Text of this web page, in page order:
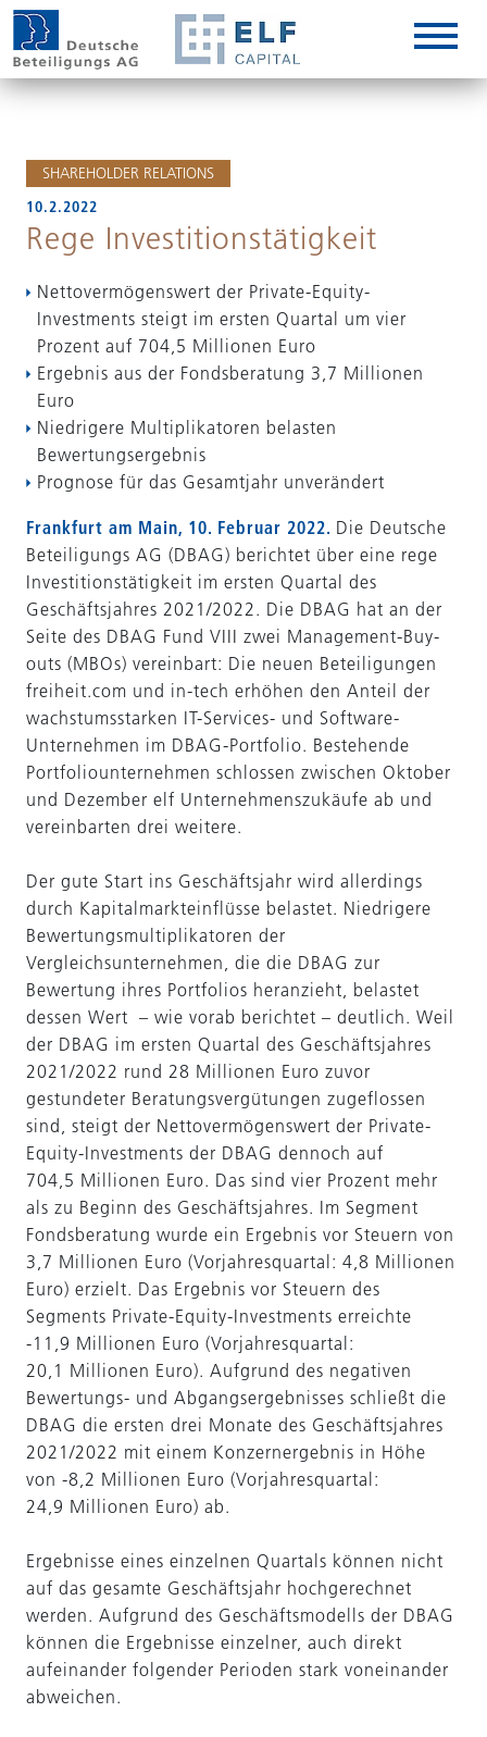
SHAREHOLDER RELATIONS
10.2.2022
Rege Investitionstätigkeit
Nettovermögenswert der Private-Equity-
Investments steigt im ersten Quartal um vier
Prozent auf 704,5 Millionen Euro
Ergebnis aus der Fondsberatung 3,7 Millionen
Euro
Niedrigere Multiplikatoren belasten
Bewertungsergebnis
Prognose für das Gesamtjahr unverändert
Frankfurt am Main, 10. Februar 2022. Die Deutsche
Beteiligungs AG (DBAG) berichtet über eine rege
Investitionstätigkeit im ersten Quartal des
Geschäftsjahres 2021/2022. Die DBAG hat an der
Seite des DBAG Fund VIII zwei Management-Buy-
outs (MBOs) vereinbart: Die neuen Beteiligungen
freiheit.com und in-tech erhöhen den Anteil der
wachstumsstarken IT-Services- und Software-
Unternehmen im DBAG-Portfolio. Bestehende
Portfolio­unter­nehmen schlossen zwischen Oktober
und Dezember elf Unter­nehmenszukäufe ab und
vereinbarten drei weitere.
Der gute Start ins Geschäfts­jahr wird allerdings
durch Kapitalmarkteinflüsse belastet. Niedrigere
Bewertungs­multi­plikatoren der
Vergleichsunternehmen, die die DBAG zur
Bewertung ihres Portfolios heranzieht, belastet
dessen Wert – wie vorab berichtet – deutlich. Weil
der DBAG im ersten Quartal des Geschäftsjahres
2021/2022 rund 28 Millionen Euro zuvor
gestundeter Beratungsvergütungen zugeflossen
sind, steigt der Nettovermögenswert der Private-
Equity-Investments der DBAG dennoch auf
704,5 Millionen Euro. Das sind vier Prozent mehr
als zu Beginn des Geschäftsjahres. Im Segment
Fondsberatung wurde ein Ergebnis vor Steuern von
3,7 Millionen Euro (Vorjahresquartal: 4,8 Millionen
Euro) erzielt. Das Ergebnis vor Steuern des
Segments Private-Equity-Investments erreichte
-11,9 Millionen Euro (Vorjahresquartal:
20,1 Millionen Euro). Aufgrund des negativen
Bewertungs- und Abgangsergebnisses schließt die
DBAG die ersten drei Monate des Geschäftsjahres
2021/2022 mit einem Konzernergebnis in Höhe
von -8,2 Millionen Euro (Vorjahresquartal:
24,9 Millionen Euro) ab.
Ergebnisse eines einzelnen Quartals können nicht
auf das gesamte Geschäftsjahr hochgerechnet
werden. Aufgrund des Geschäftsmodells der DBAG
können die Ergebnisse einzelner, auch direkt
aufeinander folgender Perioden stark voneinander
abweichen.